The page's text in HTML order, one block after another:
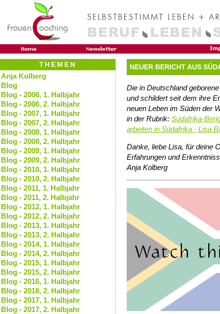
NEUER BERICHT AUS
Die in Deutschland
und schildert seit dem ihre
neuen Leben im Süden der
in der Rubrik: Südafrika-
arbeiten in Südafrika - Lisa
Danke, liebe Lisa, für deine
Erfahrungen und
Anja Kolberg
THEMEN
Anja Kolberg
Blog
Blog - 2006, 1. Halbjahr
Blog - 2006, 2. Halbjahr
Blog - 2007, 1. Halbjahr
Blog - 2007, 2. Halbjahr
Blog - 2008, 1. Halbjahr
Blog - 2008, 2. Halbjahr
Blog - 2009, 1. Halbjahr
Blog - 2009, 2. Halbjahr
Blog - 2010, 1. Halbjahr
Blog - 2010, 2. Halbjahr
Blog - 2011, 1. Halbjahr
Blog - 2011, 2. Halbjahr
Blog - 2012, 1. Halbjahr
Blog - 2012, 2. Halbjahr
Blog - 2013, 1. Halbjahr
Blog - 2013, 2. Halbjahr
Blog - 2014, 1. Halbjahr
Blog - 2014, 2. Halbjahr
Blog - 2015, 1. Halbjahr
Blog - 2015, 2. Halbjahr
Blog - 2016, 1. Halbjahr
Blog - 2016, 2. Halbjahr
Blog - 2017, 1. Halbjahr
Blog - 2017, 2. Halbjahr